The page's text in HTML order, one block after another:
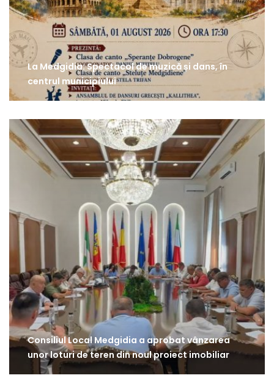
La Medgidia: Spectacol de muzică și dans, în
centrul municipiului
Consiliul Local Medgidia a aprobat vânzarea
unor loturi de teren din noul proiect imobiliar